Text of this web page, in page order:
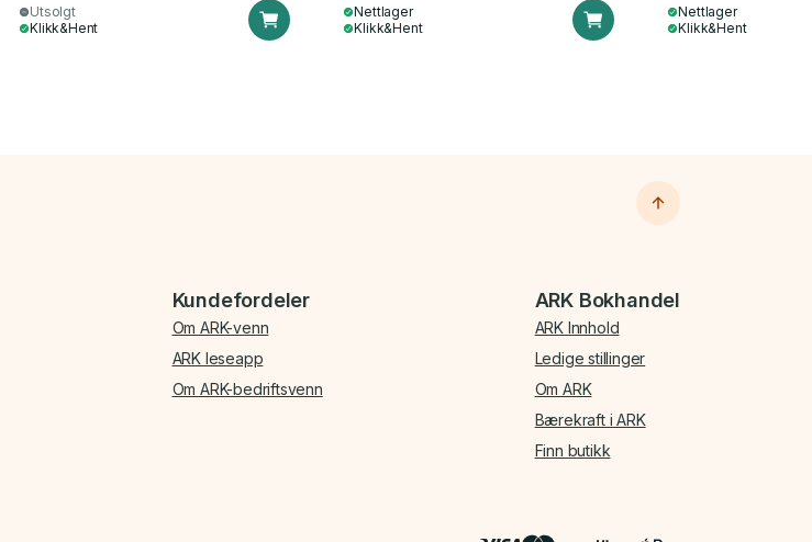
Utsolgt
Klikk&Hent
Nettlager
Klikk&Hent
Nettlager
Klikk&Hent
Kundefordeler
Om ARK-venn
ARK leseapp
Om ARK-bedriftsvenn
ARK Bokhandel
ARK Innhold
Ledige stillinger
Om ARK
Bærekraft i ARK
Finn butikk